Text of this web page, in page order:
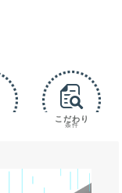
こだわり
条件